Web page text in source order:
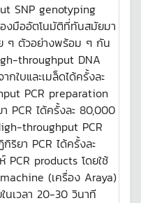
SNP genotyping
งมืออัตโนมัติที่ทันสมัยมา
ๆ ตัวอย่างพร้อม ๆ กัน
throughput DNA
ใบและเมล็ดได้ครั้งละ
PCR preparation
PCR ได้ครั้งละ 80,000
throughput PCR
ริยา PCR ได้ครั้งละ
PCR products โดยใช้
(เครื่อง Araya)
ในเวลา 20-30 วินาที